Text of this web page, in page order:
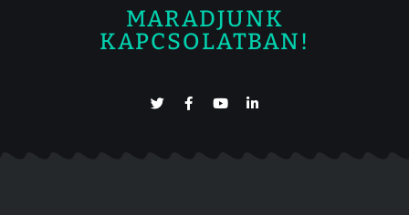
MARADJUNK
KAPCSOLATBAN!